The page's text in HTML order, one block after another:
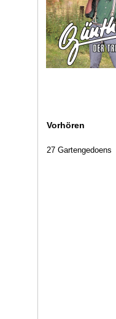
Vorhören
27 Gartengedoens